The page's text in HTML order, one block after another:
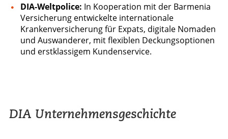
DIA-Weltpolice: In Kooperation mit der Barmenia
Versicherung entwickelte internationale
Krankenversicherung für Expats, digitale Nomaden
und Auswanderer, mit flexiblen Deckungsoptionen
und erstklassigem Kundenservice.
DIA Unternehmensgeschichte